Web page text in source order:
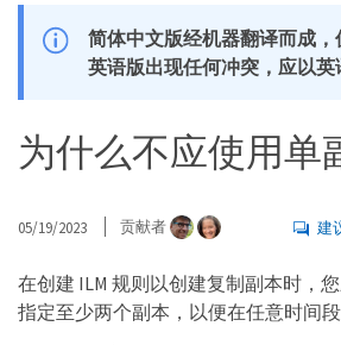
简体中文版经机器翻译而成
英语版出现任何冲突，应以英
为什么不应使用单
05/19/2023 贡献者 建
在创建 ILM 规则以创建复制副本时，
指定至少两个副本，以便在任意时间段